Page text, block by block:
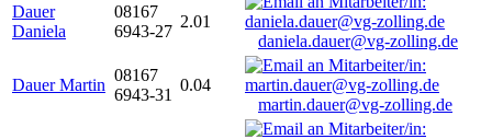
Dauer
Daniela
08167
6943-27
2.01
daniela.dauer@vg-zolling.de
Dauer Martin
08167
6943-31
0.04
martin.dauer@vg-zolling.de